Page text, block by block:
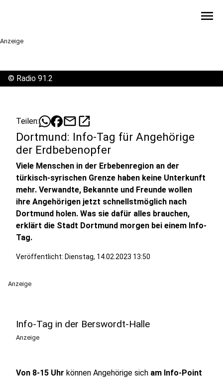
menu
Anzeige
© Radio 91.2
Teilen: mailopen_in_new
Dortmund: Info-Tag für Angehörige
der Erdbebenopfer
Viele Menschen in der Erbebenregion an der
türkisch-syrischen Grenze haben keine Unterkunft
mehr. Verwandte, Bekannte und Freunde wollen
ihre Angehörigen jetzt schnellstmöglich nach
Dortmund holen. Was sie dafür alles brauchen,
erklärt die Stadt Dortmund morgen bei einem Info-
Tag.
Veröffentlicht: Dienstag, 14.02.2023 13:50
Anzeige
Info-Tag in der Berswordt-Halle
Anzeige
Von 8-15 Uhr können Angehörige sich am Info-Point